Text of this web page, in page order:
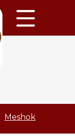
Meshok